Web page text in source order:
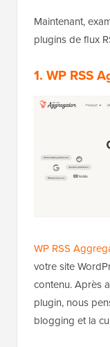
Maintenant,
plugins de flux
1. WP RSS
WP RSS
votre site
contenu. Après
plugin, nous
blogging et la